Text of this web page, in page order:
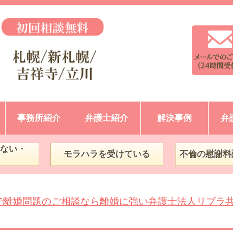
事務所紹介 弁護士紹介 解決事例 弁
い・
モラハラを受けている 不倫の慰謝
離婚問題のご相談なら離婚に強い弁護士法人リブラ